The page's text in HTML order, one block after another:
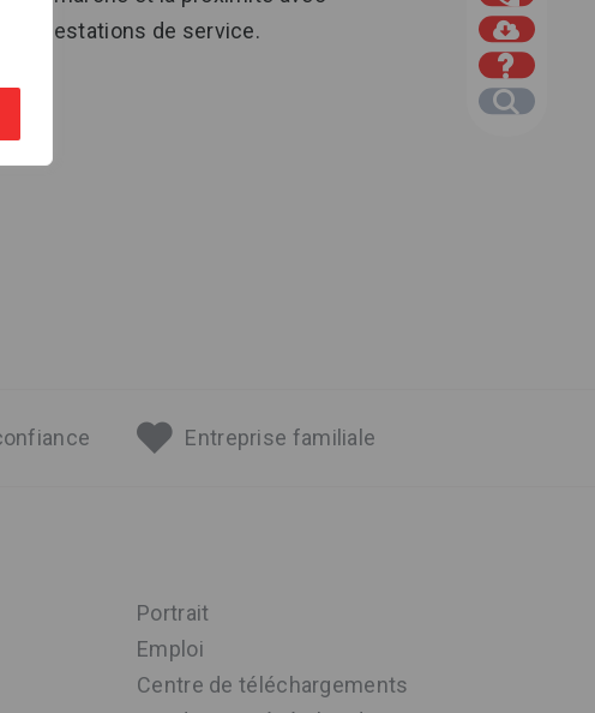
prestations de service.
Entreprise familiale
Portrait
Emploi
Centre de téléchargements